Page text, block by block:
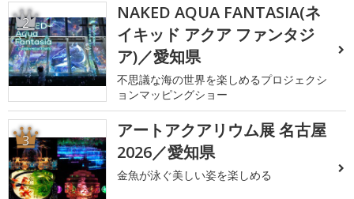
2
NAKED AQUA FANTASIA(ネ
イキッド アクア ファンタジ
ア)／愛知県
不思議な海の世界を楽しめるプロジェクシ
ョンマッピングショー
3
アートアクアリウム展 名古屋
2026／愛知県
金魚が泳ぐ美しい姿を楽しめる